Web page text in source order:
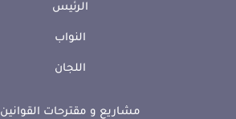
الرئيس
النواب
اللجان
مشاريع و مقترحات القوانين